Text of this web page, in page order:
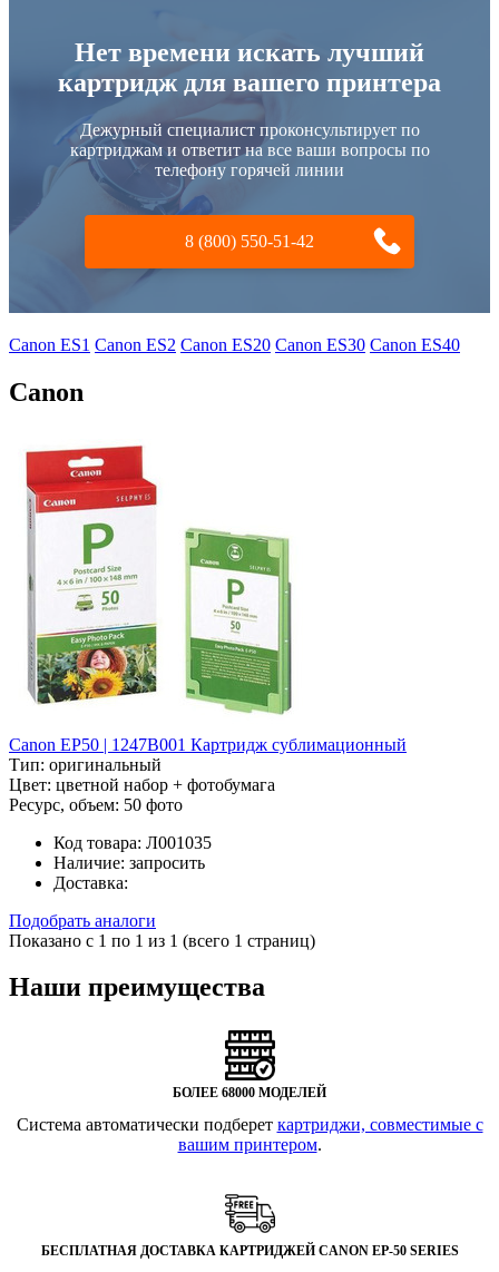
Нет времени искать лучший
картридж для вашего принтера
Дежурный специалист проконсультирует по
картриджам и ответит на все ваши вопросы по
телефону горячей линии
8 (800) 550-51-42
Canon ES1 Canon ES2 Canon ES20 Canon ES30 Canon ES40
Canon
Canon EP50 | 1247B001 Картридж сублимационный
Тип: оригинальный
Цвет: цветной набор + фотобумага
Ресурс, объем: 50 фото
Код товара: Л001035
Наличие: запросить
Доставка:
Подобрать аналоги
Показано с 1 по 1 из 1 (всего 1 страниц)
Наши преимущества
БОЛЕЕ 68000 МОДЕЛЕЙ
Система автоматически подберет картриджи, совместимые с
вашим принтером.
БЕСПЛАТНАЯ ДОСТАВКА КАРТРИДЖЕЙ CANON EP-50 SERIES